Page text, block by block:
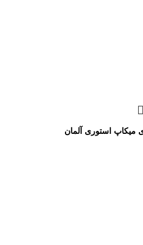
استوری آلمان